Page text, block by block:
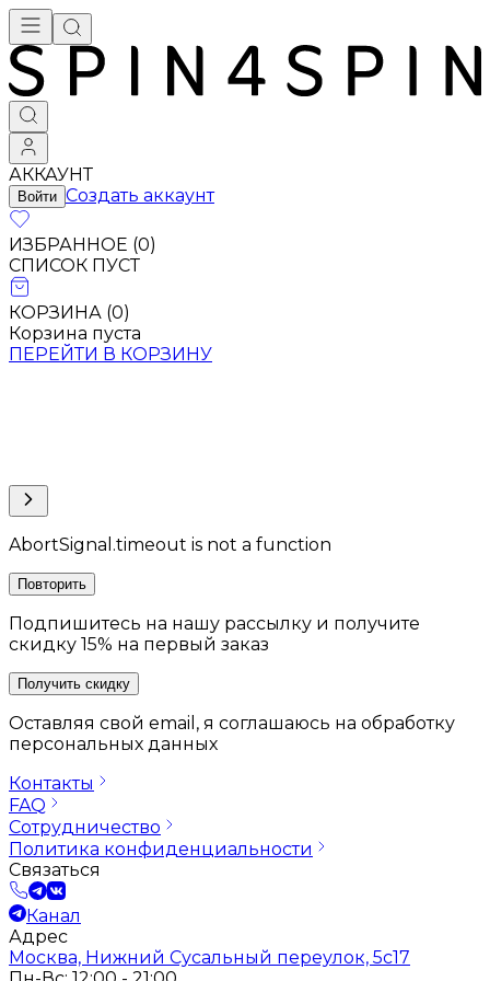
АККАУНТ
Войти Создать аккаунт
ИЗБРАННОЕ (0)
СПИСОК ПУСТ
КОРЗИНА (0)
Корзина пуста
ПЕРЕЙТИ В КОРЗИНУ
AbortSignal.timeout is not a function
Повторить
Подпишитесь на нашу рассылку и получите
скидку 15% на первый заказ
Получить скидку
Оставляя свой email, я соглашаюсь на обработку
персональных данных
Контакты
FAQ
Сотрудничество
Политика конфиденциальности
Связаться
Канал
Адрес
Москва, Нижний Сусальный переулок, 5с17